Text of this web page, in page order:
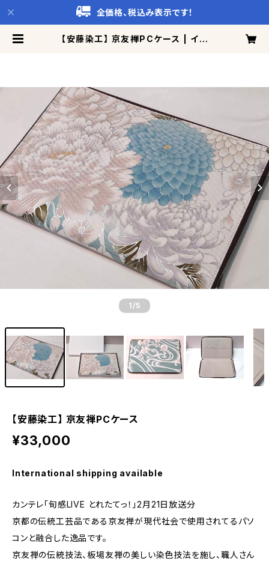
全価格、税込み表示です！
【安藤染工】 京友禅PCケース | イチ
1 /5
【安藤染工】 京友禅PCケース
¥33,000
International shipping available
カンテレ「旬感LIVE とれたてっ！」2月21日放送分
京都の伝統工芸品である京友禅が現代社会で使用されてるパソ
コンと融合した逸品です。
京友禅の伝統技法、板場友禅の美しい染色技法を施し、職人さん